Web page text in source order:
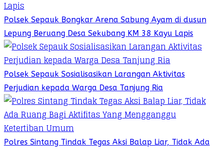
Polsek Sepauk Bongkar Arena Sabung Ayam di dusun
Lepung Beruang Desa Sekubang KM 38 Kayu Lapis
Polsek Sepauk Sosialisasikan Larangan Aktivitas
Perjudian kepada Warga Desa Tanjung Ria
Polres Sintang Tindak Tegas Aksi Balap Liar, Tidak Ada